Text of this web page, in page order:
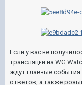
Если у вас не
трансляции на WG
ждут главные события
ответов, а также